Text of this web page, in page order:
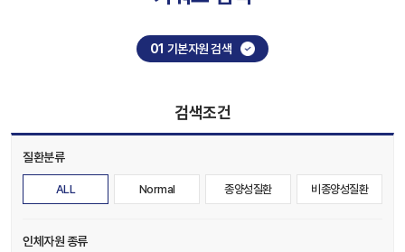
01 기본자원 검색
검색조건
질환분류
ALL Normal 종양성질환 비종양성질환
인체자원 종류